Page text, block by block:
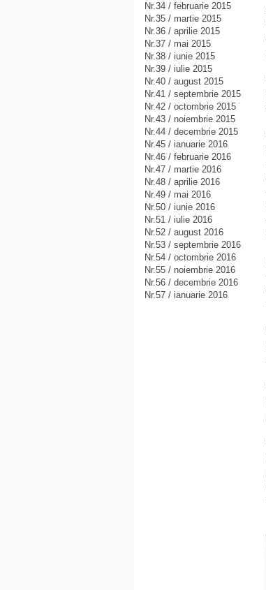
Nr.34 / februarie 2015
Nr.35 / martie 2015
Nr.36 / aprilie 2015
Nr.37 / mai 2015
Nr.38 / iunie 2015
Nr.39 / iulie 2015
Nr.40 / august 2015
Nr.41 / septembrie 2015
Nr.42 / octombrie 2015
Nr.43 / noiembrie 2015
Nr.44 / decembrie 2015
Nr.45 / ianuarie 2016
Nr.46 / februarie 2016
Nr.47 / martie 2016
Nr.48 / aprilie 2016
Nr.49 / mai 2016
Nr.50 / iunie 2016
Nr.51 / iulie 2016
Nr.52 / august 2016
Nr.53 / septembrie 2016
Nr.54 / octombrie 2016
Nr.55 / noiembrie 2016
Nr.56 / decembrie 2016
Nr.57 / ianuarie 2016